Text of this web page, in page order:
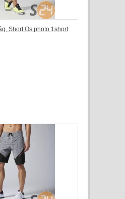
Short Os photo 1short